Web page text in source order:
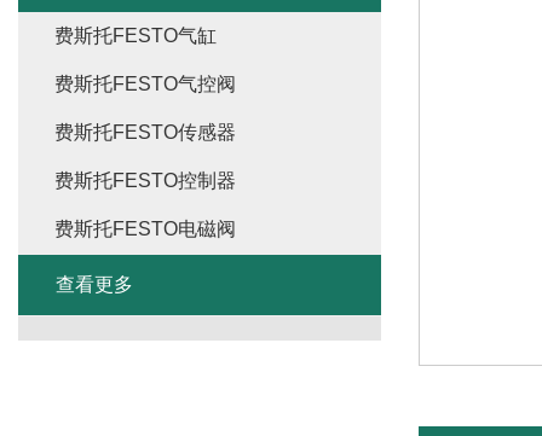
费斯托FESTO气缸
费斯托FESTO气控阀
费斯托FESTO传感器
费斯托FESTO控制器
费斯托FESTO电磁阀
查看更多